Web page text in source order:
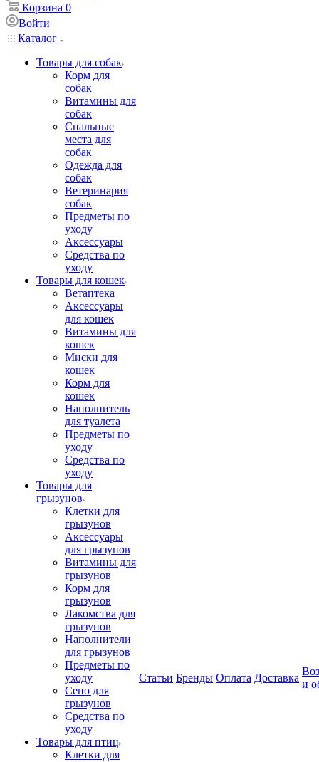
Корзина 0
Войти
Каталог
Товары для собак
Корм для
собак
Витамины для
собак
Спальные
места для
собак
Одежда для
собак
Ветеринария
собак
Предметы по
уходу
Аксессуары
Средства по
уходу
Товары для кошек
Ветаптека
Аксессуары
для кошек
Витамины для
кошек
Миски для
кошек
Корм для
кошек
Наполнитель
для туалета
Предметы по
уходу
Средства по
уходу
Товары для
грызунов
Клетки для
грызунов
Аксессуары
для грызунов
Витамины для
грызунов
Корм для
грызунов
Лакомства для
грызунов
Наполнители
для грызунов
Предметы по
уходу
Сено для
грызунов
Средства по
уходу
Товары для птиц
Клетки для
Статьи Бренды Оплата Доставка
и